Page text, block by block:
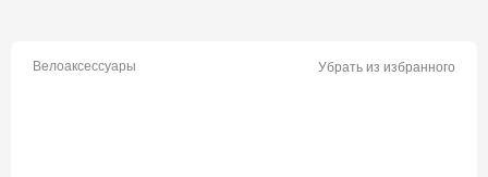
Велоаксессуары Убрать из избранного